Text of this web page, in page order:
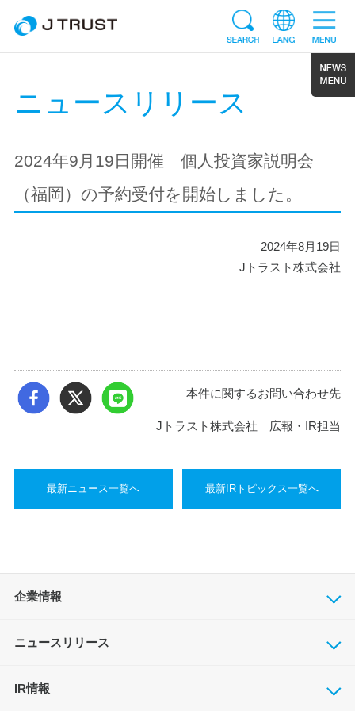
ニュースリリース
2024年9月19日開催 個人投資家説明会
（福岡）の予約受付を開始しました。
2024年8月19日
Jトラスト株式会社
本件に関するお問い合わせ先
Jトラスト株式会社 広報・IR担当
最新ニュース一覧へ 最新IRトピックス一覧へ
企業情報
ニュースリリース
IR情報